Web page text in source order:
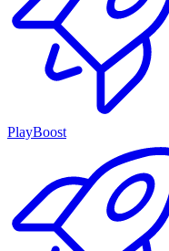
PlayBoost